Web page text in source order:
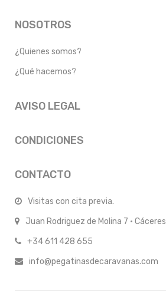
NOSOTROS
¿Quienes somos?
¿Qué hacemos?
AVISO LEGAL
CONDICIONES
CONTACTO
Visitas con cita previa.
Juan Rodriguez de Molina 7 · Cáceres
+34 611 428 655
info@pegatinasdecaravanas.com